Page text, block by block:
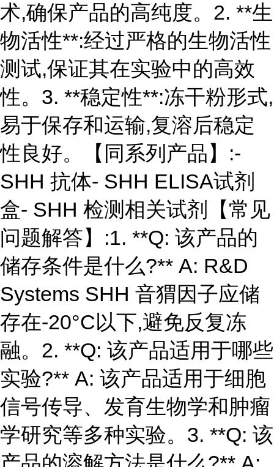
术,确保产品的高纯度。2. **生
物活性**:经过严格的生物活性
测试,保证其在实验中的高效
性。3. **稳定性**:冻干粉形式,
易于保存和运输,复溶后稳定
性良好。【同系列产品】:-
SHH 抗体- SHH ELISA试剂
盒- SHH 检测相关试剂【常见
问题解答】:1. **Q: 该产品的
储存条件是什么?** A: R&D
Systems SHH 音猬因子应储
存在-20°C以下,避免反复冻
融。2. **Q: 该产品适用于哪些
实验?** A: 该产品适用于细胞
信号传导、发育生物学和肿瘤
学研究等多种实验。3. **Q: 该